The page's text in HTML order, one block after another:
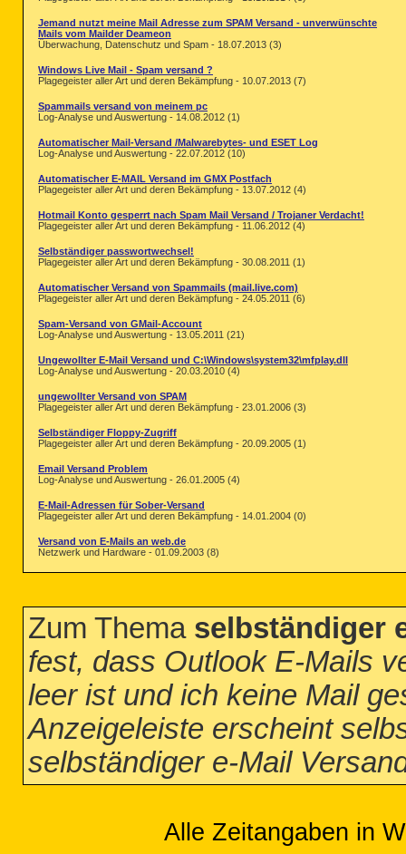
Jemand nutzt meine Mail Adresse zum SPAM Versand - unverwünschte
Mails vom Mailder Deameon
Überwachung, Datenschutz und Spam - 18.07.2013 (3)
Windows Live Mail - Spam versand ?
Plagegeister aller Art und deren Bekämpfung - 10.07.2013 (7)
Spammails versand von meinem pc
Log-Analyse und Auswertung - 14.08.2012 (1)
Automatischer Mail-Versand /Malwarebytes- und ESET Log
Log-Analyse und Auswertung - 22.07.2012 (10)
Automatischer E-MAIL Versand im GMX Postfach
Plagegeister aller Art und deren Bekämpfung - 13.07.2012 (4)
Hotmail Konto gesperrt nach Spam Mail Versand / Trojaner Verdacht!
Plagegeister aller Art und deren Bekämpfung - 11.06.2012 (4)
Selbständiger passwortwechsel!
Plagegeister aller Art und deren Bekämpfung - 30.08.2011 (1)
Automatischer Versand von Spammails (mail.live.com)
Plagegeister aller Art und deren Bekämpfung - 24.05.2011 (6)
Spam-Versand von GMail-Account
Log-Analyse und Auswertung - 13.05.2011 (21)
Ungewollter E-Mail Versand und C:\Windows\system32\mfplay.dll
Log-Analyse und Auswertung - 20.03.2010 (4)
ungewollter Versand von SPAM
Plagegeister aller Art und deren Bekämpfung - 23.01.2006 (3)
Selbständiger Floppy-Zugriff
Plagegeister aller Art und deren Bekämpfung - 20.09.2005 (1)
Email Versand Problem
Log-Analyse und Auswertung - 26.01.2005 (4)
E-Mail-Adressen für Sober-Versand
Plagegeister aller Art und deren Bekämpfung - 14.01.2004 (0)
Versand von E-Mails an web.de
Netzwerk und Hardware - 01.09.2003 (8)
Zum Thema selbständiger
fest, dass Outlook E-Mails
leer ist und ich keine Mail
Anzeigeleiste erscheint
selbständiger e-Mail
Alle Zeitangaben in